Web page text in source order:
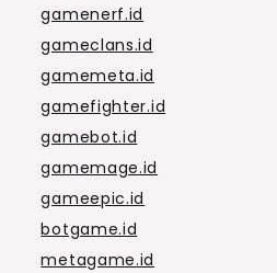
gamenerf.id
gameclans.id
gamemeta.id
gamefighter.id
gamebot.id
gamemage.id
gameepic.id
botgame.id
metagame.id